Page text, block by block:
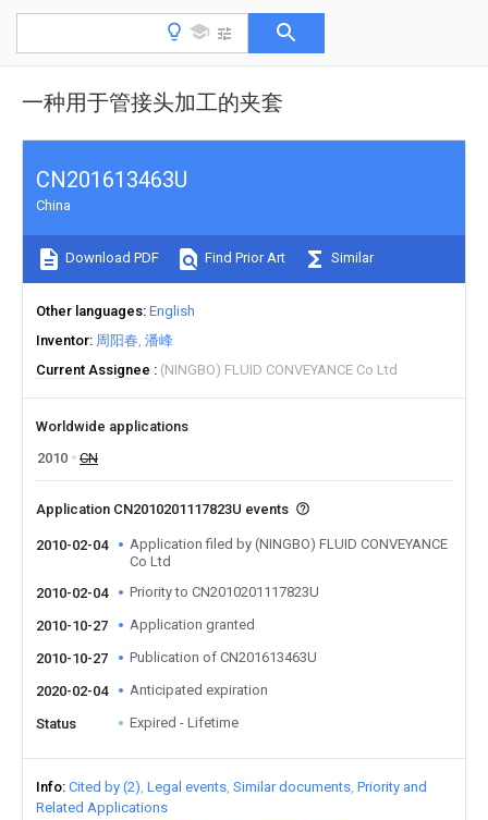
一种用于管接头加工的夹套
CN201613463U
China
Download PDF Find Prior Art Similar
Other languages English
Inventor 周阳春 潘峰
Current Assignee
(NINGBO) FLUID CONVEYANCE Co Ltd
Worldwide applications
2010
CN
Application CN2010201117823U events
2010-02-04
Application filed by (NINGBO) FLUID CONVEYANCE
Co Ltd
2010-02-04
Priority to CN2010201117823U
2010-10-27 Application granted
2010-10-27 Publication of CN201613463U
2020-02-04 Anticipated expiration
Status Expired - Lifetime
Info Cited by (2) Legal events Similar documents Priority and
Related Applications